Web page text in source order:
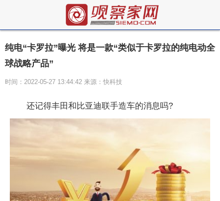
纯电“卡罗拉”曝光 将是一款“类似于卡罗拉的纯电动全
球战略产品”
时间：2022-05-27 13:44:42 来源：快科技
还记得丰田和比亚迪联手造车的消息吗?